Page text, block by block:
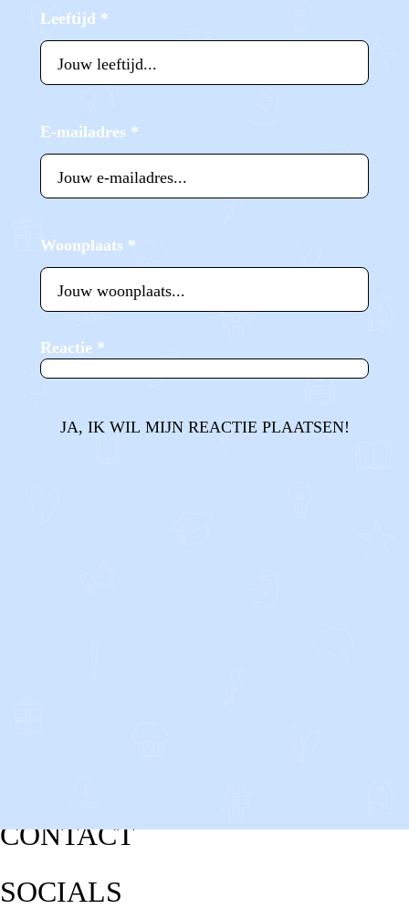
Leeftijd *
E-mailadres *
Woonplaats *
Reactie *
JA, IK WIL MIJN REACTIE PLAATSEN!
CONTACT
SOCIALS